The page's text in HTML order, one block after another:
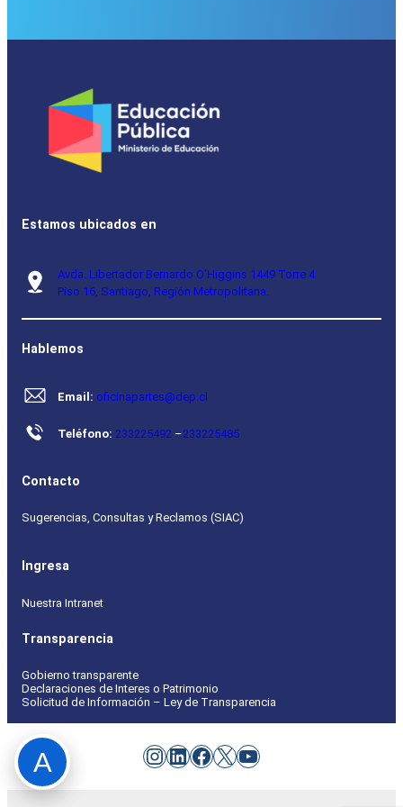
Estamos ubicados en
Avda. Libertador Bernardo O’Higgins 1449 Torre 4
Piso 16, Santiago, Región Metropolitana.
Hablemos
Email: oficinapartes@dep.cl
Teléfono: 233225492 –233225485
Contacto
Sugerencias, Consultas y Reclamos (SIAC)
Ingresa
Nuestra Intranet
Transparencia
Gobierno transparente
Declaraciones de Interes o Patrimonio
Solicitud de Información – Ley de Transparencia
Instagram
LinkedIn
Facebook
X YouTube
A